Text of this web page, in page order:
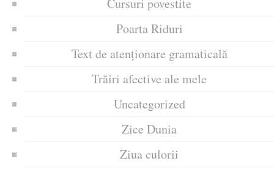
Poarta Riduri
Text de atenționare gramaticală
Trăiri afective ale mele
Uncategorized
Zice Dunia
Ziua culorii